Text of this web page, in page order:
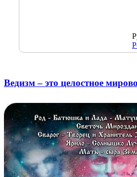
Ведизм – это целостное